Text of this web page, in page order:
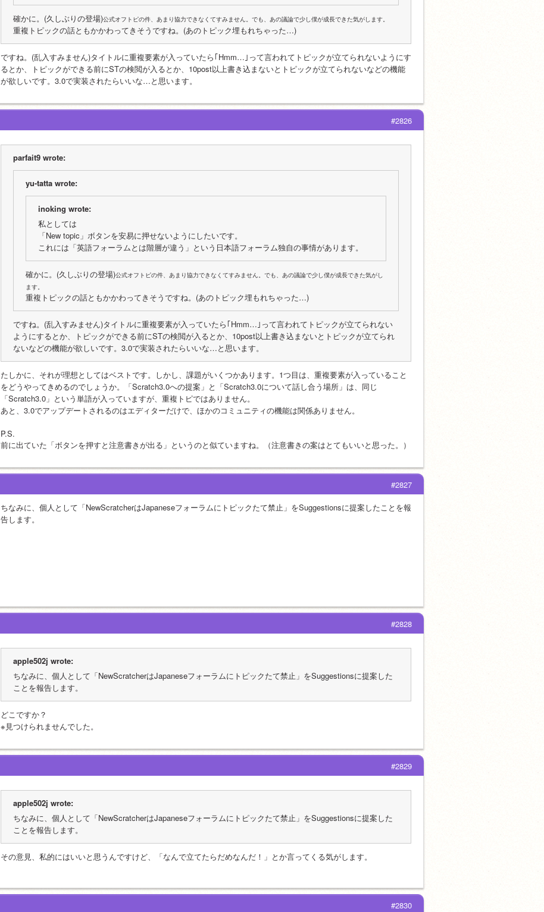
確かに。(久しぶりの登場)公式オフトピの件、あまり協力できなくてすみません。でも、あの議論で少し僕が成長できた気がします。
重複トピックの話ともかかわってきそうですね。(あのトピック埋もれちゃった…)
ですね。(乱入すみません)タイトルに重複要素が入っていたら｢Hmm…｣って言われてトピックが立てられないようにす
るとか、トピックができる前にSTの検閲が入るとか、10post以上書き込まないとトピックが立てられないなどの機能
が欲しいです。3.0で実装されたらいいな…と思います。
#2826
parfait9 wrote:
yu-tatta wrote:
inoking wrote:
私としては
「New topic」ボタンを安易に押せないようにしたいです。
これには「英語フォーラムとは階層が違う」という日本語フォーラム独自の事情があります。
確かに。(久しぶりの登場)公式オフトピの件、あまり協力できなくてすみません。でも、あの議論で少し僕が成長できた気がし
ます。
重複トピックの話ともかかわってきそうですね。(あのトピック埋もれちゃった…)
ですね。(乱入すみません)タイトルに重複要素が入っていたら｢Hmm…｣って言われてトピックが立てられない
ようにするとか、トピックができる前にSTの検閲が入るとか、10post以上書き込まないとトピックが立てられ
ないなどの機能が欲しいです。3.0で実装されたらいいな…と思います。
たしかに、それが理想としてはベストです。しかし、課題がいくつかあります。1つ目は、重複要素が入っていること
をどうやってきめるのでしょうか。「Scratch3.0への提案」と「Scratch3.0について話し合う場所」は、同じ
「Scratch3.0」という単語が入っていますが、重複トピではありません。
あと、3.0でアップデートされるのはエディターだけで、ほかのコミュニティの機能は関係ありません。
P.S.
前に出ていた「ボタンを押すと注意書きが出る」というのと似ていますね。（注意書きの案はとてもいいと思った。）
#2827
ちなみに、個人として「NewScratcherはJapaneseフォーラムにトピックたて禁止」をSuggestionsに提案したことを報
告します。
#2828
apple502j wrote:
ちなみに、個人として「NewScratcherはJapaneseフォーラムにトピックたて禁止」をSuggestionsに提案した
ことを報告します。
どこですか？
※見つけられませんでした。
#2829
apple502j wrote:
ちなみに、個人として「NewScratcherはJapaneseフォーラムにトピックたて禁止」をSuggestionsに提案した
ことを報告します。
その意見、私的にはいいと思うんですけど、「なんで立てたらだめなんだ！」とか言ってくる気がします。
#2830